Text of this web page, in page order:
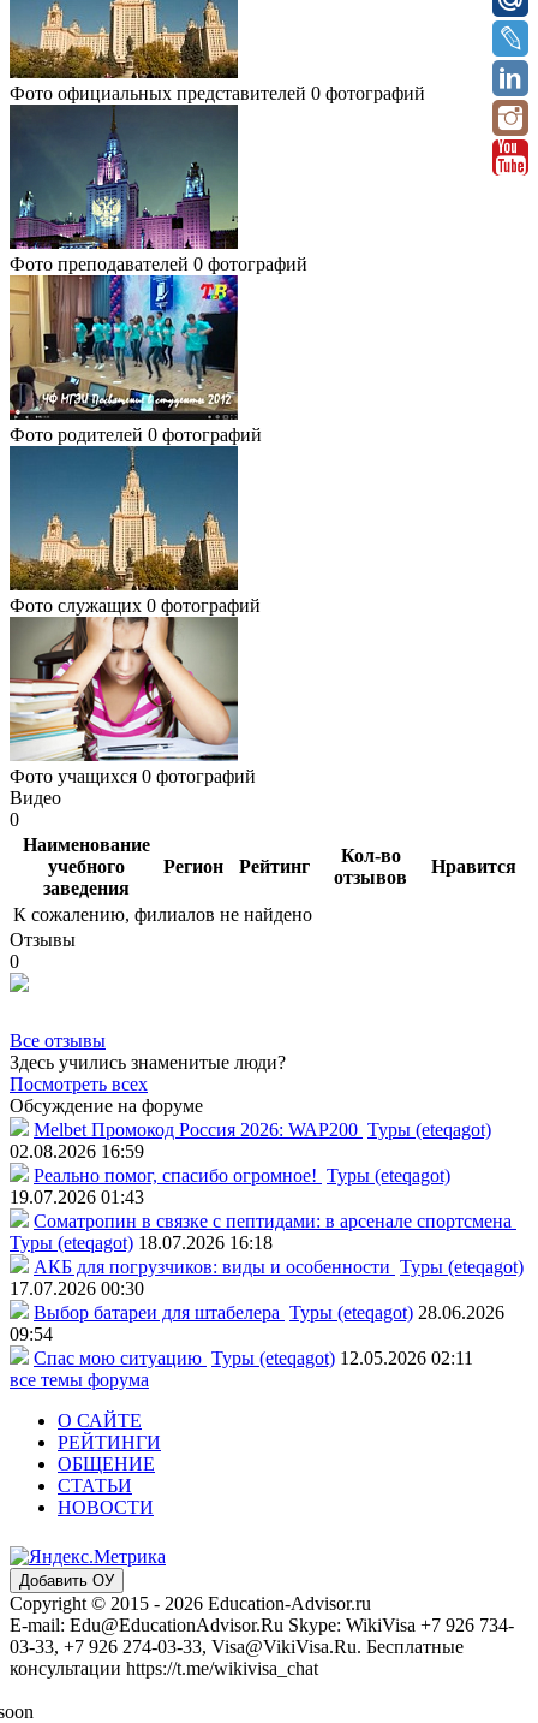
Фото официальных представителей 0 фотографий
Фото преподавателей 0 фотографий
Фото родителей 0 фотографий
Фото служащих 0 фотографий
Фото учащихся 0 фотографий
Видео
0
Наименование
учебного
заведения
Регион Рейтинг
Кол-во
отзывов
Нравится
К сожалению, филиалов не найдено
Отзывы
0
Все отзывы
Здесь учились знаменитые люди?
Посмотреть всех
Обсуждение на форуме
Melbet Промокод Россия 2026: WAP200 Туры (eteqagot)
02.08.2026 16:59
Реально помог, спасибо огромное! Туры (eteqagot)
19.07.2026 01:43
Соматропин в связке с пептидами: в арсенале спортсмена
Туры (eteqagot) 18.07.2026 16:18
АКБ для погрузчиков: виды и особенности Туры (eteqagot)
17.07.2026 00:30
Выбор батареи для штабелера Туры (eteqagot) 28.06.2026
09:54
Спас мою ситуацию Туры (eteqagot) 12.05.2026 02:11
все темы форума
О САЙТЕ
РЕЙТИНГИ
ОБЩЕНИЕ
СТАТЬИ
НОВОСТИ
Добавить ОУ
Copyright © 2015 - 2026 Education-Advisor.ru
E-mail: Edu@EducationAdvisor.Ru Skype: WikiVisa +7 926 734-
03-33, +7 926 274-03-33, Visa@VikiVisa.Ru. Бесплатные
консультации https://t.me/wikivisa_chat